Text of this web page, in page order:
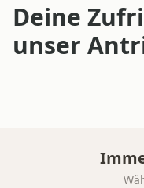
Deine
unser